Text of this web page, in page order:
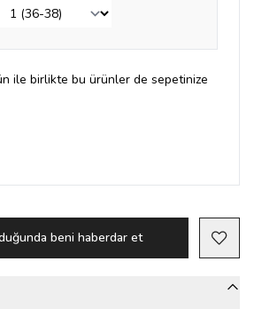
ile birlikte bu ürünler de sepetinize
beni haberdar et